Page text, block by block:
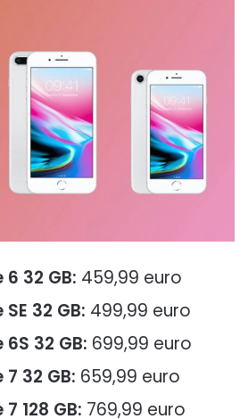
32 GB: 459,99 euro
32 GB: 499,99 euro
32 GB: 699,99 euro
32 GB: 659,99 euro
128 GB: 769,99 euro